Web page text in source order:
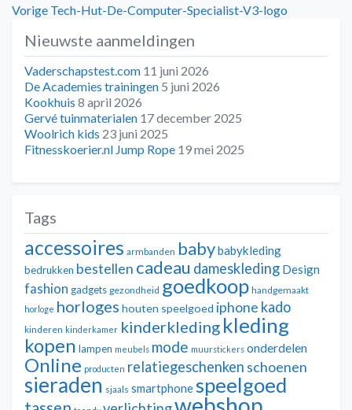
Bericht
navigatie
Vorige Vorig
Tech-Hut-De-Computer-Specialist-V3-logo
Nieuwste aanmeldingen
Vaderschapstest.com 11 juni 2026
De Academies trainingen 5 juni 2026
Kookhuis 8 april 2026
Gervé tuinmaterialen 17 december 2025
Woolrich kids 23 juni 2025
Fitnesskoerier.nl Jump Rope 19 mei 2025
Tags
accessoires armbanden babybabykleding
bedrukken bestellen cadeau dameskleding Design
fashion gadgets gezondheid goedkoop handgemaakt
horloge horloges houten speelgoed iphone kado
kinderen kinderkamer kinderkleding kleding
kopen lampen meubels mode muurstickers onderdelen
Online producten relatiegeschenken schoenen
sieraden sjaals smartphonespeelgoed